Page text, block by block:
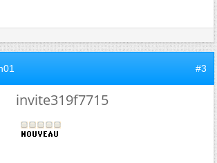
#3
invite319f7715